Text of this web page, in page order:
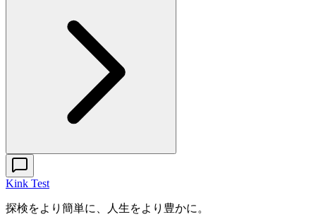
Kink Test
探検をより簡単に、人生をより豊かに。